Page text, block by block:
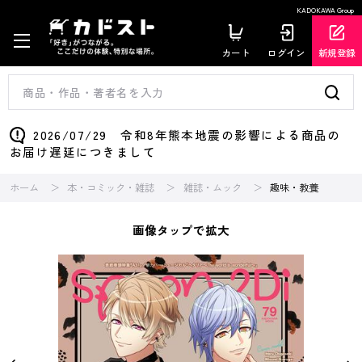
KADOKAWA Group
カート ログイン 新規登録
2026/07/29 令和8年熊本地震の影響による商品の
お届け遅延につきまして
ホーム 本・コミック・雑誌 雑誌・ムック 趣味・教養
画像タップで拡大